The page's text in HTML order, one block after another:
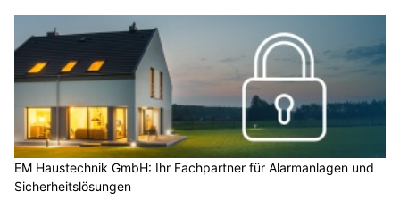
EM Haustechnik GmbH: Ihr Fachpartner für Alarmanlagen und
Sicherheitslösungen